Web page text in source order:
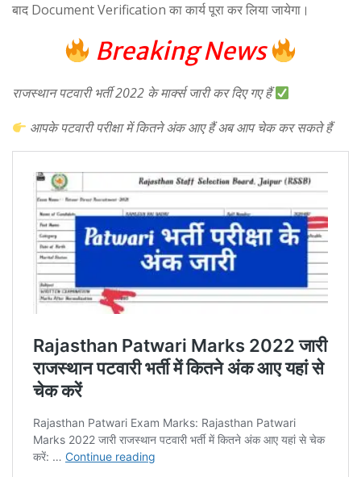
बाद Document Verification का कार्य पूरा कर लिया जायेगा।
Breaking News
राजस्थान पटवारी भर्ती 2022 के मार्क्स जारी कर दिए गए हैं
आपके पटवारी परीक्षा में कितने अंक आए हैं अब आप चेक कर सकते हैं